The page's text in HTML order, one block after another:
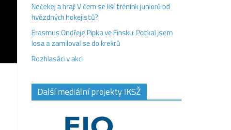
Nečekej a hraj! V čem se liší trénink juniorů od
hvězdných hokejistů?
Erasmus Ondřeje Pipka ve Finsku: Potkal jsem
losa a zamiloval se do krekrů
Rozhlasáci v akci
Další mediální projekty IKSŽ